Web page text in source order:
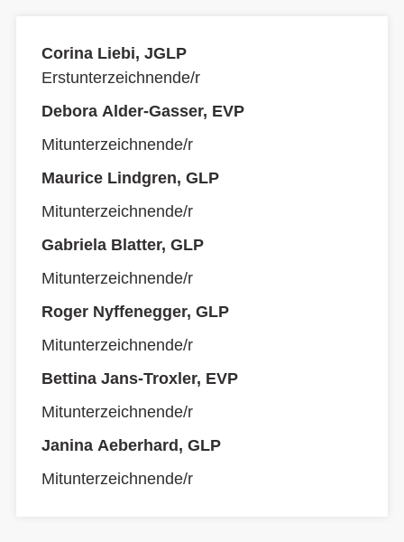
Corina Liebi, JGLP
Erstunterzeichnende/r
Debora Alder-Gasser, EVP
Mitunterzeichnende/r
Maurice Lindgren, GLP
Mitunterzeichnende/r
Gabriela Blatter, GLP
Mitunterzeichnende/r
Roger Nyffenegger, GLP
Mitunterzeichnende/r
Bettina Jans-Troxler, EVP
Mitunterzeichnende/r
Janina Aeberhard, GLP
Mitunterzeichnende/r